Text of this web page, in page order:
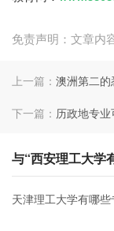
免责声明：文章内
上一篇： 澳洲第二的
下一篇： 历政地专
与“西安理工大学
天津理工大学有哪